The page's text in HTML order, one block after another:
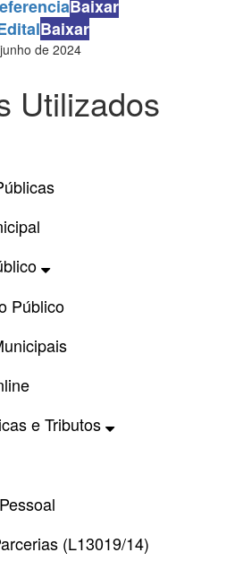
Baixar
Baixar
de 2024
Utilizados
Público
e Tributos
(L13019/14)